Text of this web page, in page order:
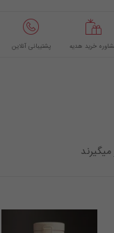
خرید هدیه پشتیبانی آنلاین